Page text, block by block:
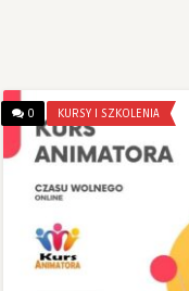
0 KURSY I SZKOLENIA